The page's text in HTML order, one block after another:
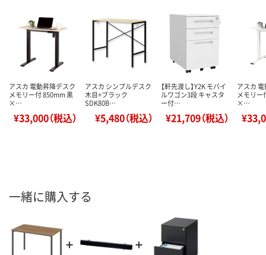
アスカ 電動昇降デスク
メモリー付 850mm 黒
×…
¥33,000（税込）
アスカ シンプルデスク
木目+ブラック
SDK80B…
¥5,480（税込）
【軒先渡し】Y2K モバイ
ルワゴン3段 キャスタ
ー付…
¥21,709（税込）
アスカ
メモリー
×…
一緒に購入する